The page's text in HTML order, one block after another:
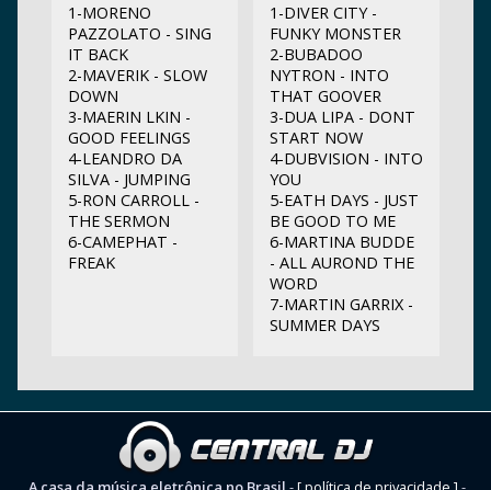
1-MORENO
PAZZOLATO - SING
IT BACK
2-MAVERIK - SLOW
DOWN
3-MAERIN LKIN -
GOOD FEELINGS
4-LEANDRO DA
SILVA - JUMPING
5-RON CARROLL -
THE SERMON
6-CAMEPHAT -
FREAK
1-DIVER CITY -
FUNKY MONSTER
2-BUBADOO
NYTRON - INTO
THAT GOOVER
3-DUA LIPA - DONT
START NOW
4-DUBVISION - INTO
YOU
5-EATH DAYS - JUST
BE GOOD TO ME
6-MARTINA BUDDE
- ALL AUROND THE
WORD
7-MARTIN GARRIX -
SUMMER DAYS